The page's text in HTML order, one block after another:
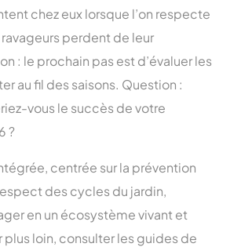
chez eux lorsque l’on respecte
perdent de leur
: le prochain pas est d’évaluer les
au fil des saisons. Question :
vous le succès de votre
?
centrée sur la prévention
des cycles du jardin,
en un écosystème vivant et
plus loin, consulter les guides de